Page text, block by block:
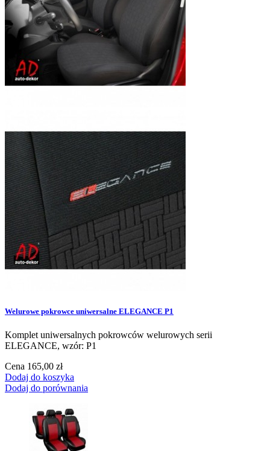
Welurowe pokrowce uniwersalne ELEGANCE P1
Komplet uniwersalnych pokrowców welurowych serii
ELEGANCE, wzór: P1
Cena 165,00 zł
Dodaj do koszyka
Dodaj do porównania